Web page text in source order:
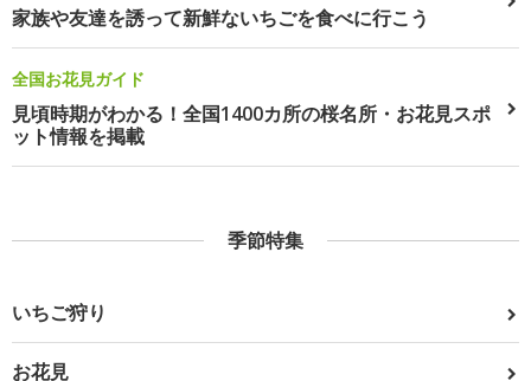
家族や友達を誘って新鮮ないちごを食べに行こう
全国お花見ガイド
見頃時期がわかる！全国1400カ所の桜名所・お花見スポ
ット情報を掲載
季節特集
いちご狩り
お花見